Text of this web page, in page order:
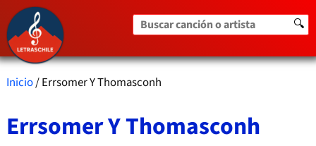
Buscar canción o artista 🔍
Inicio/ Errsomer Y Thomasconh
Errsomer Y Thomasconh